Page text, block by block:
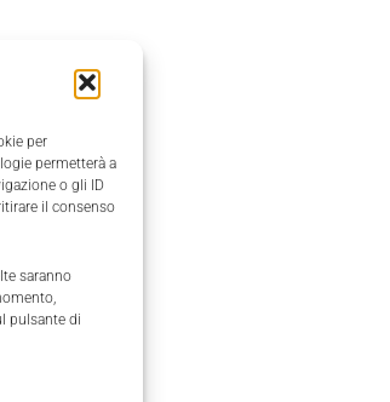
per
permetterà a
o gli ID
il consenso
saranno
pulsante di